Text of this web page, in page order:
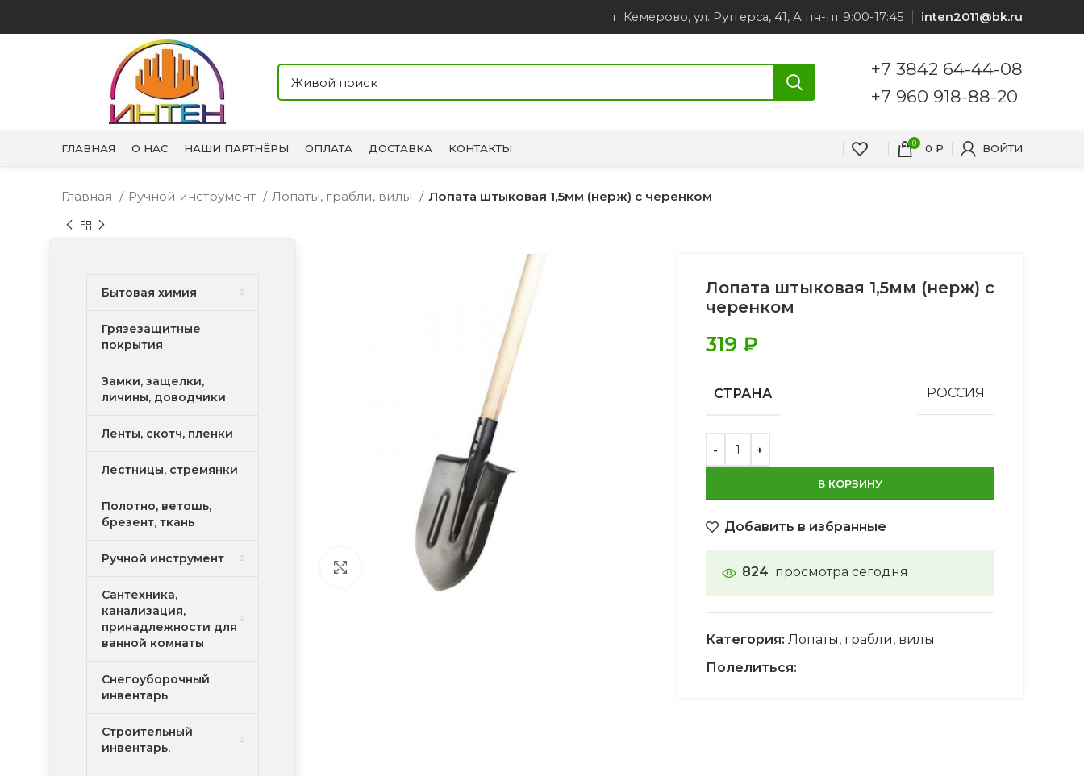
г. Кемерово, ул. Рутгерса, 41, А пн-пт 9:00-17:45 inten2011@bk.ru
+7 3842 64-44-08
+7 960 918-88-20
ГЛАВНАЯ О НАС НАШИ ПАРТНЁРЫ ОПЛАТА ДОСТАВКА КОНТАКТЫ 0 0 ₽ ВОЙТИ
Главная Ручной инструмент Лопаты, грабли, вилы Лопата штыковая 1,5мм (нерж) с черенком
Увеличить
Лопата штыковая 1,5мм (нерж) с
черенком
319 ₽
СТРАНА РОССИЯ
В КОРЗИНУ
Добавить в избранные
824 просмотра сегодня
Категория: Лопаты, грабли, вилы
Полелиться:
Бытовая химия
Грязезащитные
покрытия
Замки, защелки,
личины, доводчики
Ленты, скотч, пленки
Лестницы, стремянки
Полотно, ветошь,
брезент, ткань
Ручной инструмент
Сантехника,
канализация,
принадлежности для
ванной комнаты
Снегоуборочный
инвентарь
Строительный
инвентарь.